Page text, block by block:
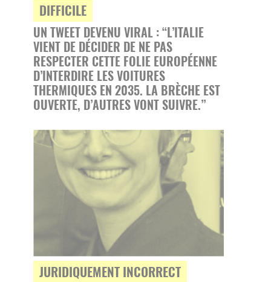
DIFFICILE
UN TWEET DEVENU VIRAL : “L’ITALIE
VIENT DE DÉCIDER DE NE PAS
RESPECTER CETTE FOLIE EUROPÉENNE
D’INTERDIRE LES VOITURES
THERMIQUES EN 2035. LA BRÈCHE EST
OUVERTE, D’AUTRES VONT SUIVRE.”
JURIDIQUEMENT INCORRECT